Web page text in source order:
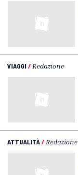
VIAGGI / Redazione
ATTUALITÀ/ Redazione